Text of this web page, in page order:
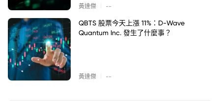
黃達傑 --
QBTS 股票今天上漲 11%：D-Wave
Quantum Inc. 發生了什麼事？
黃達傑 --